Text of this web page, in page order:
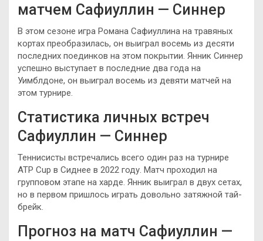
матчем Сафиуллин — Синнер
В этом сезоне игра Романа Сафиуллина на травяных
кортах преобразилась, он выиграл восемь из десяти
последних поединков на этом покрытии. Янник Синнер
успешно выступает в последние два года на
Уимблдоне, он выиграл восемь из девяти матчей на
этом турнире.
Статистика личных встреч
Сафиуллин — Синнер
Теннисисты встречались всего один раз на турнире
ATP Cup в Сиднее в 2022 году. Матч проходил на
групповом этапе на харде. Янник выиграл в двух сетах,
но в первом пришлось играть довольно затяжной тай-
брейк.
Прогноз на матч Сафиуллин —